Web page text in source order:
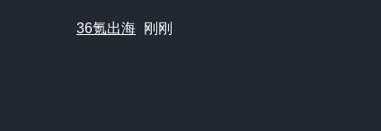
36氪出海 刚刚